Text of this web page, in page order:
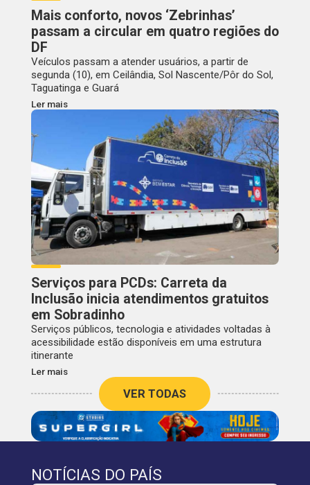
Mais conforto, novos ‘Zebrinhas’
passam a circular em quatro regiões do
DF
Veículos passam a atender usuários, a partir de
segunda (10), em Ceilândia, Sol Nascente/Pôr do Sol,
Taguatinga e Guará
Ler mais
Serviços para PCDs: Carreta da
Inclusão inicia atendimentos gratuitos
em Sobradinho
Serviços públicos, tecnologia e atividades voltadas à
acessibilidade estão disponíveis em uma estrutura
itinerante
Ler mais
VER TODAS
NOTÍCIAS DO PAÍS